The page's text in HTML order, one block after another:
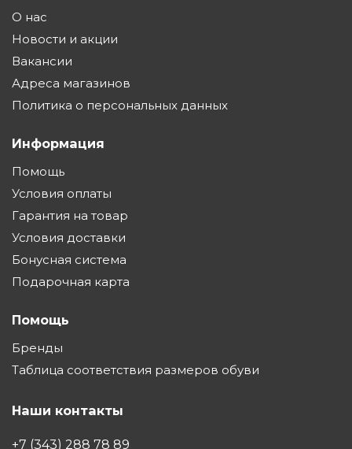
О нас
Новости и акции
Вакансии
Адреса магазинов
Политика о персональных данных
Информация
Помощь
Условия оплаты
Гарантия на товар
Условия доставки
Бонусная система
Подарочная карта
Помощь
Бренды
Таблица соответствия размеров обуви
Наши контакты
+7 (343) 288 78 89